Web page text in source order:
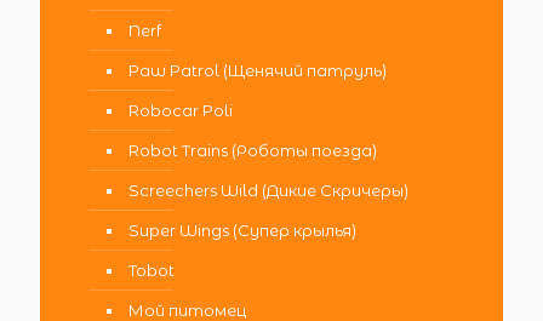
Nerf
Paw Patrol (Щенячий патруль)
Robocar Poli
Robot Trains (Роботы поезда)
Screechers Wild (Дикие Скричеры)
Super Wings (Супер крылья)
Tobot
Мой питомец